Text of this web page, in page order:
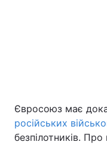
Україна
Економіка
Євросоюз має
російських
безпілотників.